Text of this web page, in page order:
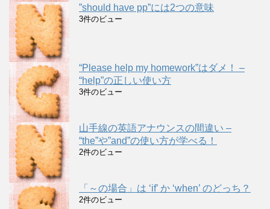
”should have pp”には2つの意味
3件のビュー
“Please help my homework”はダメ！ –
“help”の正しい使い方
3件のビュー
山手線の英語アナウンスの間違い –
“the”や”and”の使い方が学べる！
2件のビュー
「～の場合」は ‘if’ か ‘when’ のどっち？
2件のビュー